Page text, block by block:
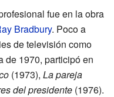
fue en la obra
Bradbury. Poco a
de televisión como
1970, participó en
(1973), La pareja
del presidente (1976).